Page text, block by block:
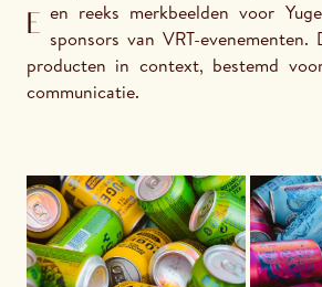
Een reeks merkbeelden voor Yugen en Thrive, twee sponsors van VRT-
producten in context, bestemd
communicatie.